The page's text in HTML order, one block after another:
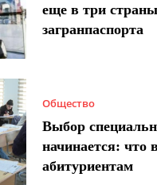
еще в три
загранпаспорта
Общество
Выбор
начинается: что
абитуриентам